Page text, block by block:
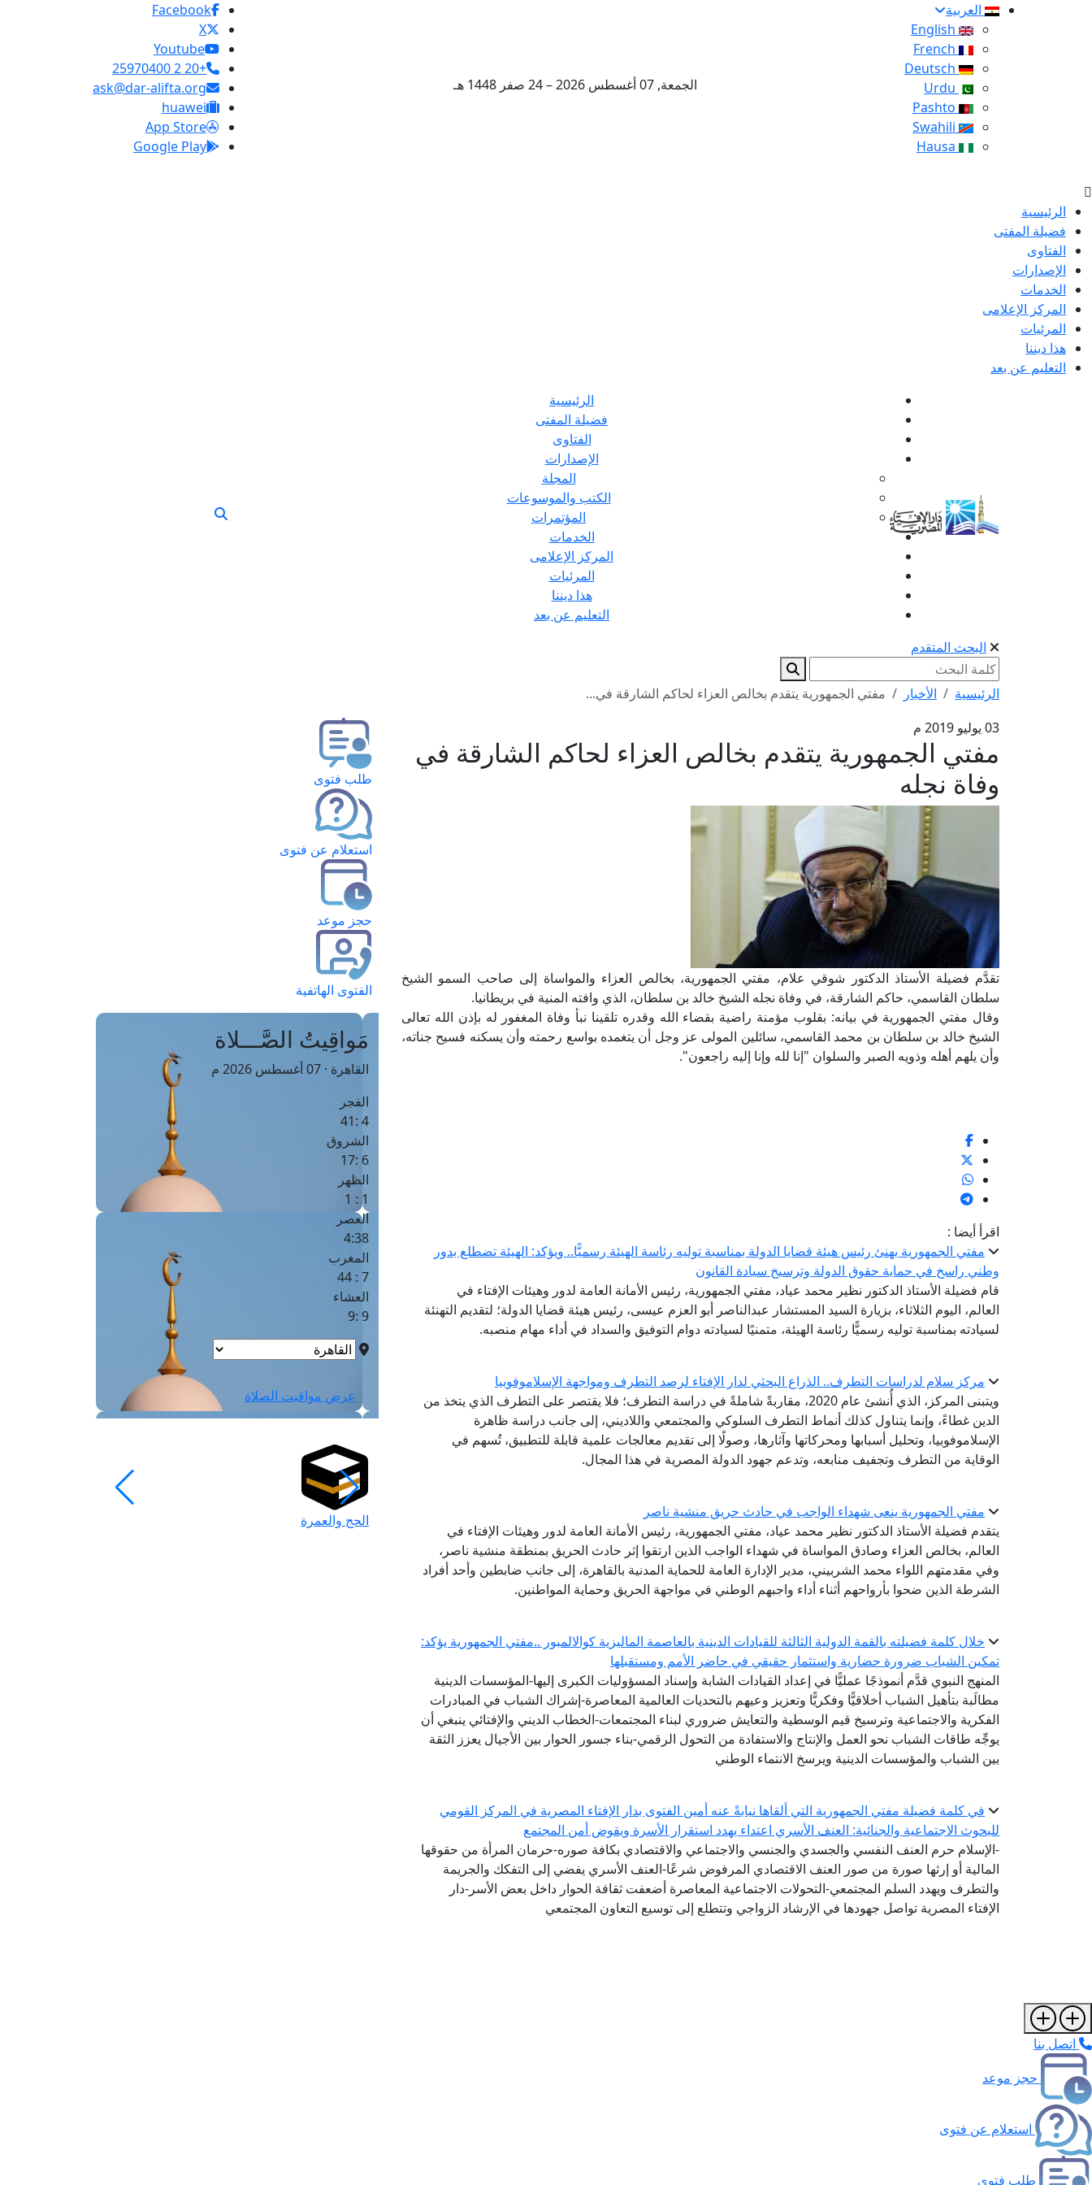
العربية
الجمعة, 07 أغسطس 2026 – 24 صفر 1448 هـ
Facebook
X
Youtube
+20 2 25970400
ask@dar-alifta.org
huawei
App Store
Google Play
الرئيسية
فضيلة المفتى
الفتاوى
الإصدارات
الخدمات
المركز الإعلامى
المرئيات
هذا ديننا
التعليم عن بعد
الرئيسية
فضيلة المفتى
الفتاوى
الإصدارات
المجلة
الكتب والموسوعات
المؤتمرات
الخدمات
المركز الإعلامى
المرئيات
هذا ديننا
التعليم عن بعد
البحث المتقدم
الرئيسية الأخبار
مفتي الجمهورية يتقدم بخالص العزاء لحاكم الشارقة في...
03 يوليو 2019 م
مفتي الجمهورية يتقدم بخالص العزاء لحاكم الشارقة في
وفاة نجله
تقدَّم فضيلة الأستاذ الدكتور شوقي علام، مفتي الجمهورية، بخالص العزاء والمواساة إلى صاحب السمو الشيخ
سلطان القاسمي، حاكم الشارقة، في وفاة نجله الشيخ خالد بن سلطان، الذي وافته المنية في بريطانيا.
وقال مفتي الجمهورية في بيانه: بقلوب مؤمنة راضية بقضاء الله وقدره تلقينا نبأ وفاة المغفور له بإذن الله تعالى
الشيخ خالد بن سلطان بن محمد القاسمي، سائلين المولى عز وجل أن يتغمده بواسع رحمته وأن يسكنه فسيح جناته،
وأن يلهم أهله وذويه الصبر والسلوان "إنا لله وإنا إليه راجعون".
اقرأ أيضا :
مفتي الجمهورية يهنئ رئيس هيئة قضايا الدولة بمناسبة توليه رئاسة الهيئة رسميًّا.. ويؤكد: الهيئة تضطلع بدور
وطني راسخ في حماية حقوق الدولة وترسيخ سيادة القانون
قام فضيلة الأستاذ الدكتور نظير محمد عياد، مفتي الجمهورية، رئيس الأمانة العامة لدور وهيئات الإفتاء في
العالم، اليوم الثلاثاء، بزيارة السيد المستشار عبدالناصر أبو العزم عيسى، رئيس هيئة قضايا الدولة؛ لتقديم التهنئة
لسيادته بمناسبة توليه رسميًّا رئاسة الهيئة، متمنيًا لسيادته دوام التوفيق والسداد في أداء مهام منصبه.
مركز سلام لدراسات التطرف.. الذراع البحثي لدار الإفتاء لرصد التطرف ومواجهة الإسلاموفوبيا
ويتبنى المركز، الذي أُنشئ عام 2020، مقاربةً شاملةً في دراسة التطرف؛ فلا يقتصر على التطرف الذي يتخذ من
الدين غطاءً، وإنما يتناول كذلك أنماط التطرف السلوكي والمجتمعي واللاديني، إلى جانب دراسة ظاهرة
الإسلاموفوبيا، وتحليل أسبابها ومحركاتها وآثارها، وصولًا إلى تقديم معالجات علمية قابلة للتطبيق، تُسهم في
الوقاية من التطرف وتجفيف منابعه، وتدعم جهود الدولة المصرية في هذا المجال.
مفتي الجمهورية ينعى شهداء الواجب في حادث حريق منشية ناصر
يتقدم فضيلة الأستاذ الدكتور نظير محمد عياد، مفتي الجمهورية، رئيس الأمانة العامة لدور وهيئات الإفتاء في
العالم، بخالص العزاء وصادق المواساة في شهداء الواجب الذين ارتقوا إثر حادث الحريق بمنطقة منشية ناصر،
وفي مقدمتهم اللواء محمد الشربيني، مدير الإدارة العامة للحماية المدنية بالقاهرة، إلى جانب ضابطين وأحد أفراد
الشرطة الذين ضحوا بأرواحهم أثناء أداء واجبهم الوطني في مواجهة الحريق وحماية المواطنين.
خلال كلمة فضيلته بالقمة الدولية الثالثة للقيادات الدينية بالعاصمة الماليزية كوالالمبور ..مفتي الجمهورية يؤكد:
تمكين الشباب ضرورة حضارية واستثمار حقيقي في حاضر الأمم ومستقبلها
المنهج النبوي قدَّم أنموذجًا عمليًّا في إعداد القيادات الشابة وإسناد المسؤوليات الكبرى إليها-المؤسسات الدينية
مطالَبة بتأهيل الشباب أخلاقيًّا وفكريًّا وتعزيز وعيهم بالتحديات العالمية المعاصرة-إشراك الشباب في المبادرات
الفكرية والاجتماعية وترسيخ قيم الوسطية والتعايش ضروري لبناء المجتمعات-الخطاب الديني والإفتائي ينبغي أن
يوجِّه طاقات الشباب نحو العمل والإنتاج والاستفادة من التحول الرقمي-بناء جسور الحوار بين الأجيال يعزز الثقة
بين الشباب والمؤسسات الدينية ويرسخ الانتماء الوطني
في كلمة فضيلة مفتي الجمهورية التي ألقاها نيابةً عنه أمين الفتوى بدار الإفتاء المصرية في المركز القومي
للبحوث الاجتماعية والجنائية: العنف الأسري اعتداء يهدد استقرار الأسرة ويقوض أمن المجتمع
-الإسلام حرم العنف النفسي والجسدي والجنسي والاجتماعي والاقتصادي بكافة صوره-حرمان المرأة من حقوقها
المالية أو إرثها صورة من صور العنف الاقتصادي المرفوض شرعًا-العنف الأسري يفضي إلى التفكك والجريمة
والتطرف ويهدد السلم المجتمعي-التحولات الاجتماعية المعاصرة أضعفت ثقافة الحوار داخل بعض الأسر-دار
الإفتاء المصرية تواصل جهودها في الإرشاد الزواجي وتتطلع إلى توسيع التعاون المجتمعي
طلب فتوى
استعلام عن فتوى
حجز موعد
الفتوى الهاتفية
مَواقِيتُ الصَّـــلاة
القاهرة · 07 أغسطس 2026 م
الفجر
4 :41
الشروق
6 :17
الظهر
1 : 1
العصر
4:38
المغرب
7 : 44
العشاء
9 :9
عرض مواقيت الصلاة
الحج والعمرة
اتصل بنا
حجز موعد
استعلام عن فتوى
طلب فتوى